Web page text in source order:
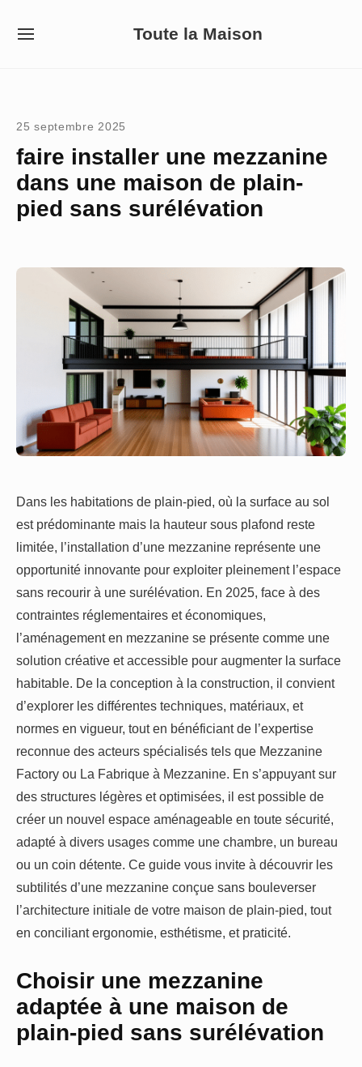
Toute la Maison
SITE
25 septembre 2025
faire installer une mezzanine
dans une maison de plain-
pied sans surélévation
Dans les habitations de plain-pied, où la surface au sol
est prédominante mais la hauteur sous plafond reste
limitée, l’installation d’une mezzanine représente une
opportunité innovante pour exploiter pleinement l’espace
sans recourir à une surélévation. En 2025, face à des
contraintes réglementaires et économiques,
l’aménagement en mezzanine se présente comme une
solution créative et accessible pour augmenter la surface
habitable. De la conception à la construction, il convient
d’explorer les différentes techniques, matériaux, et
normes en vigueur, tout en bénéficiant de l’expertise
reconnue des acteurs spécialisés tels que Mezzanine
Factory ou La Fabrique à Mezzanine. En s’appuyant sur
des structures légères et optimisées, il est possible de
créer un nouvel espace aménageable en toute sécurité,
adapté à divers usages comme une chambre, un bureau
ou un coin détente. Ce guide vous invite à découvrir les
subtilités d’une mezzanine conçue sans bouleverser
l’architecture initiale de votre maison de plain-pied, tout
en conciliant ergonomie, esthétisme, et praticité.
Choisir une mezzanine
adaptée à une maison de
plain-pied sans surélévation